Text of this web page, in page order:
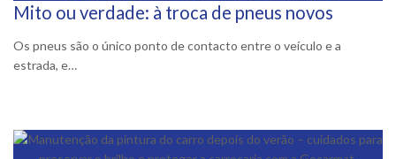
8 Outubro, 2025
Mito ou verdade: à troca de pneus novos
Os pneus são o único ponto de contacto entre o veículo e a
estrada, e…